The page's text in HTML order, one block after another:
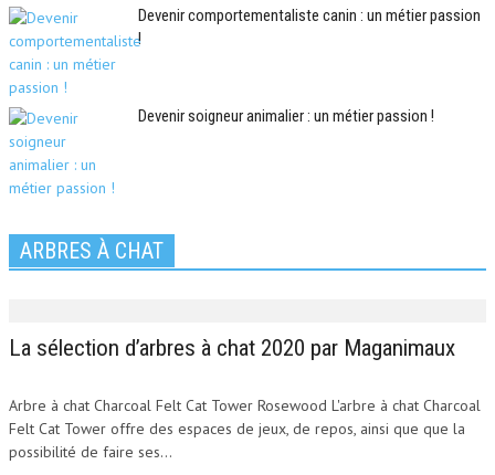
Devenir comportementaliste canin : un métier passion
!
Devenir soigneur animalier : un métier passion !
ARBRES À CHAT
La sélection d’arbres à chat 2020 par Maganimaux
Arbre à chat Charcoal Felt Cat Tower Rosewood L'arbre à chat Charcoal
Felt Cat Tower offre des espaces de jeux, de repos, ainsi que que la
possibilité de faire ses...